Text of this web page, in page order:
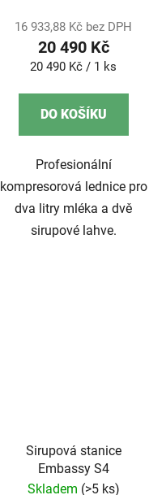
16 933,88 Kč bez DPH
20 490 Kč
Měrná
20 490 Kč / 1 ks
DO KOŠÍKU
Profesionální
kompresorová lednice pro
dva litry mléka a dvě
sirupové lahve.
Sirupová stanice
Embassy S4
Skladem (>5 ks)